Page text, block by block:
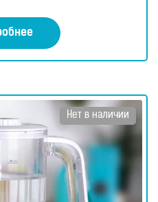
Нет в наличии